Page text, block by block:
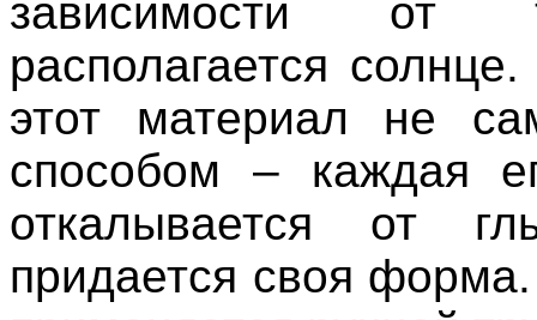
зависимости от
располагается
этот материал не
способом – каждая
откалывается от
придается своя